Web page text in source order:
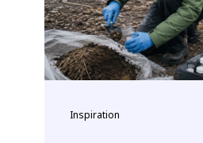
Inspiration